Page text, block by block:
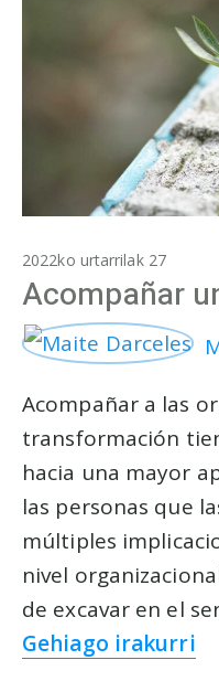
2022ko urtarrilak 27
Acompañar
Acompañar a las
transformación
hacia una mayor
las personas que
múltiples
nivel
de excavar en el
Gehiago irakurri